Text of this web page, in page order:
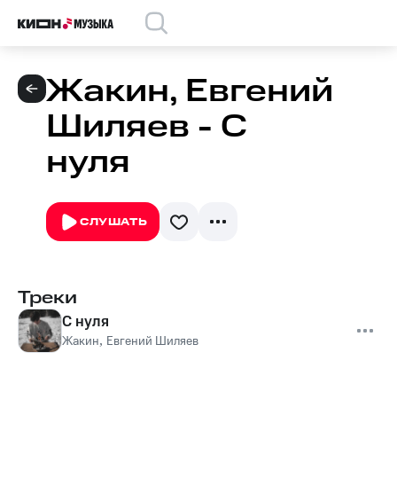
Жакин, Евгений
Шиляев - С
нуля
СЛУШАТЬ
Треки
С нуля
Жакин, Евгений Шиляев